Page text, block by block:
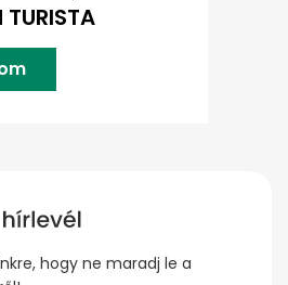
hogy ne maradj le a